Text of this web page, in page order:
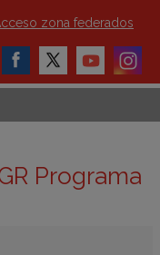
zona federados
Programa